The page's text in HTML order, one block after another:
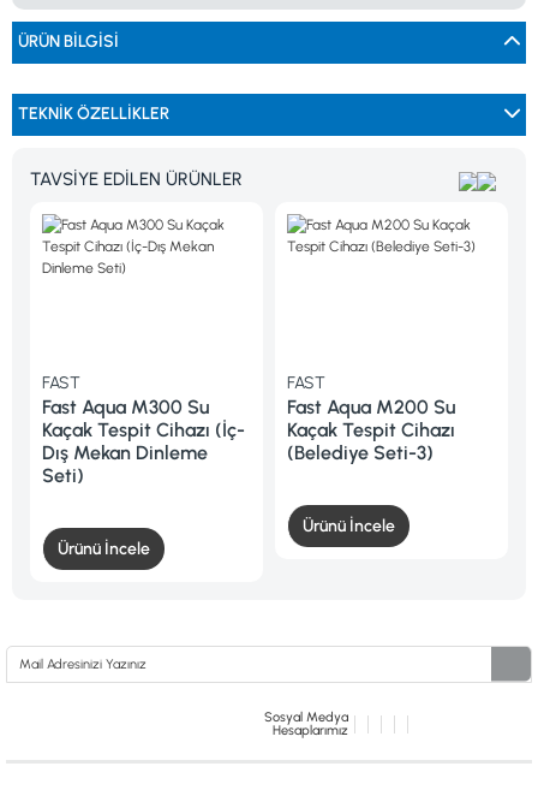
0533 061 73 68 0533 206 6086 0212 222 12 61 0332 321 45 59
© 2024 Tevafuk Elektronik LTD. ŞTİ.
Dedektör Dünyası, lider dünya markası dedektörlerin
ÜRÜN BILGISI
TEKNİK ÖZELLİKLER
TAVSİYE EDİLEN ÜRÜNLER
FAST
Fast Aqua M300 Su
Kaçak Tespit Cihazı (İç-
Dış Mekan Dinleme
Seti)
Ürünü İncele
FAST
Fast Aqua M200 Su
Kaçak Tespit Cihazı
(Belediye Seti-3)
Ürünü İncele
Sosyal Medya
Hesaplarımız